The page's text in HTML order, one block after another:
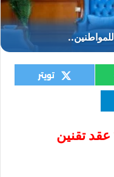
محافظ كفر الشيخ يُسلّم 18 عقد تقنين